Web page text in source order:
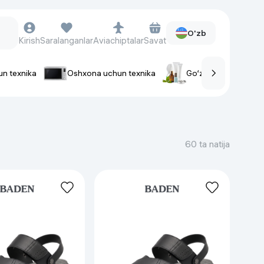
Soat kamarlari
kameralar
Fotoapparatlari
KirishSaralanganlarAviachiptalarSavat
O'zb
texnika Oshxona uchun texnika Go‘zallik va parvarish
60 ta natija